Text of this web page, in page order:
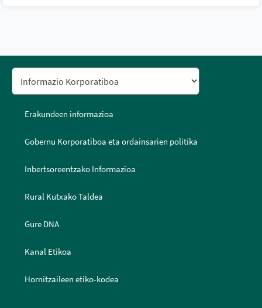
Erakundeen informazioa
Gobernu Korporatiboa eta ordainsarien politika
Inbertsoreentzako Informazioa
Rural Kutxako Taldea
Gure DNA
Kanal Etikoa
Hornitzaileen etiko-kodea